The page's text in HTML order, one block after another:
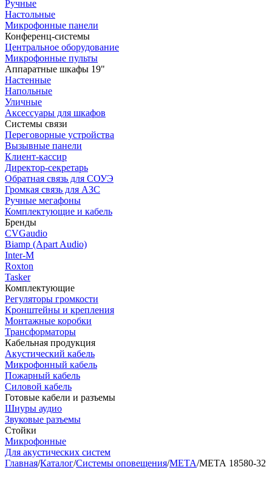
Ручные
Настольные
Микрофонные панели
Конференц-системы
Центральное оборудование
Микрофонные пульты
Аппаратные шкафы 19"
Настенные
Напольные
Уличные
Аксессуары для шкафов
Системы связи
Переговорные устройства
Вызывные панели
Клиент-кассир
Директор-секретарь
Обратная связь для СОУЭ
Громкая связь для АЗС
Ручные мегафоны
Комплектующие и кабель
Бренды
CVGaudio
Biamp (Apart Audio)
Inter-M
Roxton
Tasker
Комплектующие
Регуляторы громкости
Кронштейны и крепления
Монтажные коробки
Трансформаторы
Кабельная продукция
Акустический кабель
Микрофонный кабель
Пожарный кабель
Силовой кабель
Готовые кабели и разъемы
Шнуры аудио
Звуковые разъемы
Стойки
Микрофонные
Для акустических систем
Главная/Каталог/Системы оповещения/МЕТА/МЕТА 18580-32